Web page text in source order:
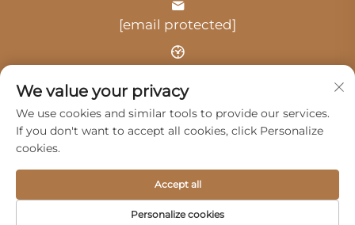
[email protected]
시간: 오전 9:00 - 오후 18:00
저작권 © 2025 항저우 광지 자동차 서비스 유한회사 -
보 처리방침
서비스 회사 소개
We value your privacy
We use cookies and similar tools to provide our services.
If you don't want to accept all cookies, click Personalize
cookies.
Personalize cookies
Accept all